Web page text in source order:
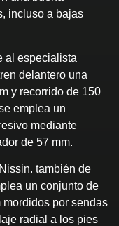
incluso a bajas
al especialista
delantero una
y recorrido de 150
emplea un
mediante
de 57 mm.
también de
un conjunto de
por sendas
radial a los pies